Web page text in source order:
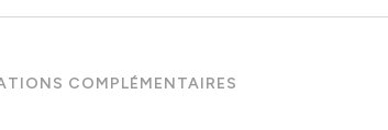
COMPLÉMENTAIRES